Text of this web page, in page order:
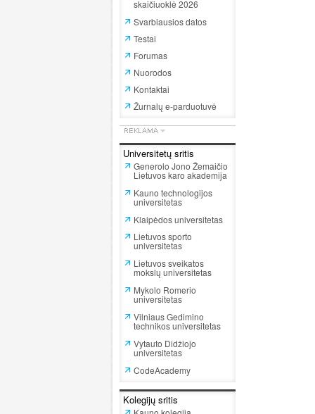
skaičiuoklė 2026
Svarbiausios datos
Testai
Forumas
Nuorodos
Kontaktai
Žurnalų e-parduotuvė
Universitetų sritis
Generolo Jono Žemaičio
Lietuvos karo akademija
Kauno technologijos
universitetas
Klaipėdos universitetas
Lietuvos sporto
universitetas
Lietuvos sveikatos
mokslų universitetas
Mykolo Romerio
universitetas
Vilniaus Gedimino
technikos universitetas
Vytauto Didžiojo
universitetas
CodeAcademy
Kolegijų sritis